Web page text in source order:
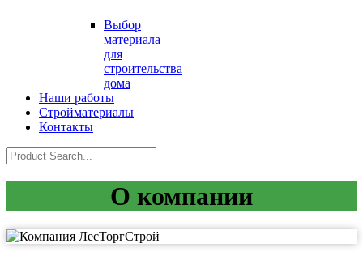
Выбор
материала
для
строительства
дома
Наши работы
Стройматериалы
Контакты
О компании